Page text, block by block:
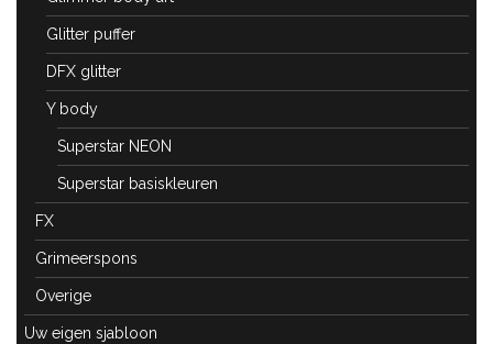
Glitter puffer
DFX glitter
Y body
Superstar NEON
Superstar basiskleuren
FX
Grimeerspons
Overige
Uw eigen sjabloon